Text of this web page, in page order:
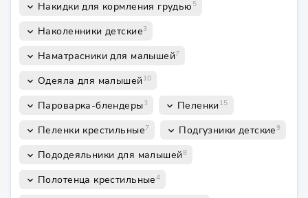
keyboard_arrow_down Накидки для кормления грудью 5
keyboard_arrow_down Наколенники детские3
keyboard_arrow_down Наматрасники для малышей7
keyboard_arrow_down Одеяла для малышей 10
keyboard_arrow_down Пароварка-блендеры 3 keyboard_arrow_down Пеленки 15
keyboard_arrow_down Пеленки крестильные7 keyboard_arrow_down Подгузники детские9
keyboard_arrow_down Пододеяльники для малышей8
keyboard_arrow_down Полотенца крестильные4